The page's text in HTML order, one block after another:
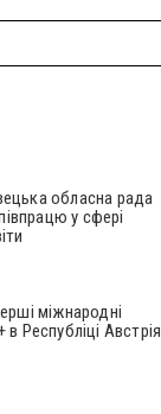
обласна рада
у сфері
міжнародні
Республіці Австрія